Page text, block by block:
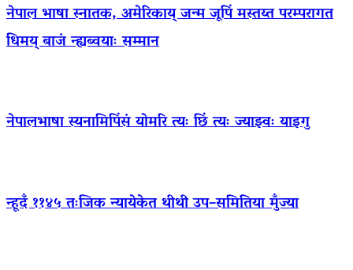
नेपाल भाषा स्नातक, अमेरिकाय् जन्म जूपिं मस्तय्त परम्परागत
धिमय् बाजं न्ह्यब्वयाः सम्मान
नेपालभाषा स्यनामिपिंसं योमरि त्यः छिं त्यः ज्याझ्वः याइगु
न्हूदँ ११४५ तःजिक न्यायेकेत थीथी उप–समितिया मुँज्या